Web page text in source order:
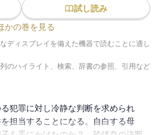
試し読み
かの巻を見る
ディスプレイを備えた機器で読むことに適し
のハイライト、検索、辞書の参照、引用など
犯罪に対し冷静な判断を求められ
担当することになる。自白する母